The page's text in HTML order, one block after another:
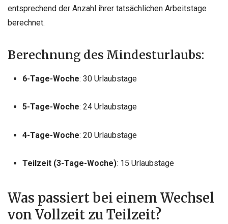
entsprechend der Anzahl ihrer tatsächlichen Arbeitstage
berechnet.
Berechnung des Mindesturlaubs:
6-Tage-Woche: 30 Urlaubstage
5-Tage-Woche: 24 Urlaubstage
4-Tage-Woche: 20 Urlaubstage
Teilzeit (3-Tage-Woche): 15 Urlaubstage
Was passiert bei einem Wechsel
von Vollzeit zu Teilzeit?